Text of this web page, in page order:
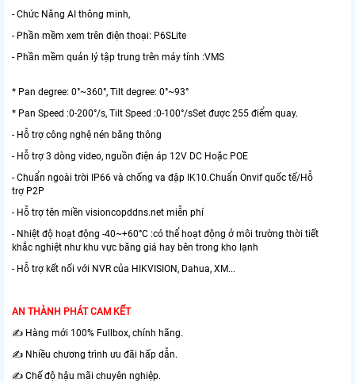
- Chức Năng AI thông minh,
- Phần mềm xem trên điện thoại: P6SLite
- Phần mềm quản lý tập trung trên máy tính :VMS
* Pan degree: 0°~360°, Tilt degree: 0°~93°
* Pan Speed :0-200°/s, Tilt Speed :0-100°/sSet được 255 điểm quay.
- Hỗ trợ công nghệ nén băng thông
- Hỗ trợ 3 dòng video, nguồn điện áp 12V DC Hoặc POE
- Chuẩn ngoài trời IP66 và chống va đập IK10.Chuẩn Onvif quốc tế/Hỗ
trợ P2P
- Hỗ trợ tên miền visioncopddns.net miễn phí
- Nhiệt độ hoạt động -40~+60°C :có thể hoạt động ở môi trường thời tiết
khắc nghiệt như khu vực băng giá hay bên trong kho lạnh
- Hỗ trợ kết nối với NVR của HIKVISION, Dahua, XM...
AN THÀNH PHÁT CAM KẾT
✍️ Hàng mới 100% Fullbox, chính hãng.
✍️ Nhiều chương trình ưu đãi hấp dẫn.
✍️ Chế độ hậu mãi chuyên nghiệp.